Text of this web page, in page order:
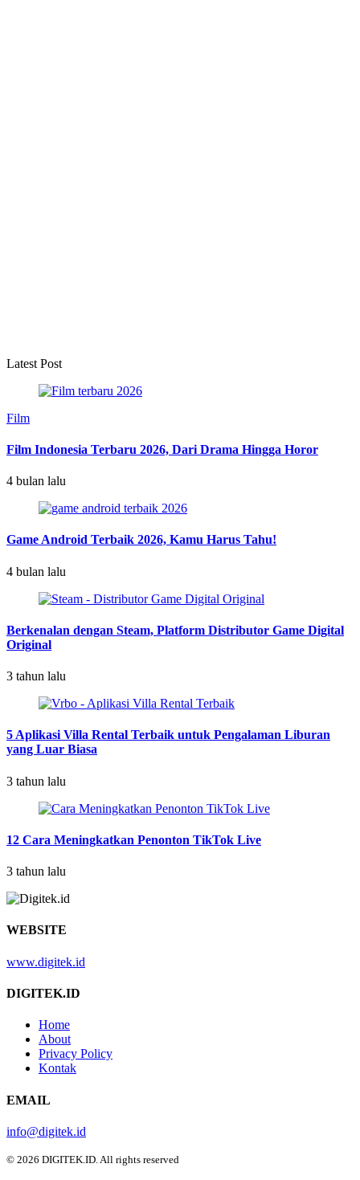
Latest Post
Film
Film Indonesia Terbaru 2026, Dari Drama Hingga Horor
4 bulan lalu
Game Android Terbaik 2026, Kamu Harus Tahu!
4 bulan lalu
Berkenalan dengan Steam, Platform Distributor Game Digital
Original
3 tahun lalu
5 Aplikasi Villa Rental Terbaik untuk Pengalaman Liburan
yang Luar Biasa
3 tahun lalu
12 Cara Meningkatkan Penonton TikTok Live
3 tahun lalu
WEBSITE
www.digitek.id
DIGITEK.ID
Home
About
Privacy Policy
Kontak
EMAIL
info@digitek.id
© 2026 DIGITEK.ID. All rights reserved